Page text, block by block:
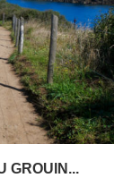
GROUIN...